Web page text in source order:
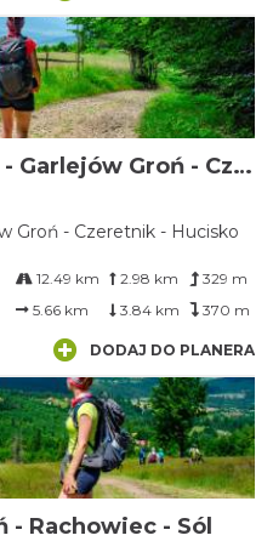
Trasa piesza: Jeleśnia - Garlejów Groń - Czeretnik - Hucisko
Trasa piesza: Jeleśnia - Garlejów Groń - Czeretnik - Hucisko
12.49 km 2.98 km
329 m
5.66 km
3.84 km 370 m
DODAJ DO PLANERA
- Rachowiec - Sól